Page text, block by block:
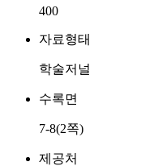
400
자료형태
학술저널
수록면
7-8(2쪽)
제공처